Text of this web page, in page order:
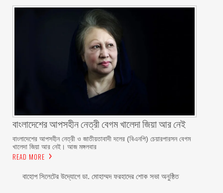
বাংলাদেশের আপসহীন নেত্রী বেগম খালেদা জিয়া আর নেই
বাংলাদেশের আপসহীন নেত্রী ও জাতীয়তাবাদী দলের (বিএনপি) চেয়ারপারসন বেগম
খালেদা জিয়া আর নেই। আজ মঙ্গলবার
READ MORE
বাহোপ সিলেটের উদ্যোগে ডা. মোহাম্মদ ফরহাদের শোক সভা অনুষ্ঠিত